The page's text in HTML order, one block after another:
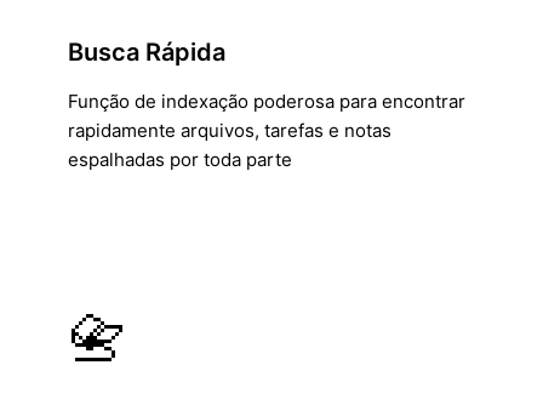
Busca Rápida
Função de indexação poderosa para encontrar
rapidamente arquivos, tarefas e notas
espalhadas por toda parte
📇